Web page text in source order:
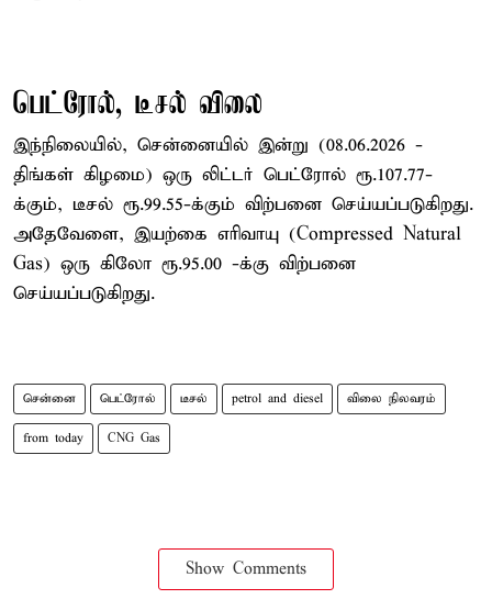
பெட்ரோல், டீசல் விலை
இந்நிலையில், சென்னையில் இன்று (08.06.2026 -
திங்கள் கிழமை) ஒரு லிட்டர் பெட்ரோல் ரூ.107.77-
க்கும், டீசல் ரூ.99.55-க்கும் விற்பனை செய்யப்படுகிறது.
அதேவேளை, இயற்கை எரிவாயு (Compressed Natural
Gas) ஒரு கிலோ ரூ.95.00 -க்கு விற்பனை
செய்யப்படுகிறது.
சென்னை பெட்ரோல் டீசல் petrol and diesel விலை நிலவரம்
from today CNG Gas
Show Comments